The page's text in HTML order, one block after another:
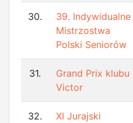
30.
39. Indywidualne
Mistrzostwa
Polski Seniorów
31.
Grand Prix klubu
Victor
32.
XI Jurajski